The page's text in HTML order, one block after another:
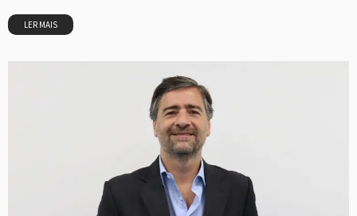
LER MAIS